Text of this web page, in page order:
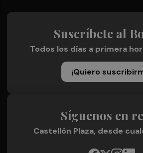
Suscríbete al
Todos los días a primera
¡Quiero
Síguenos en
Castellón Plaza, desde